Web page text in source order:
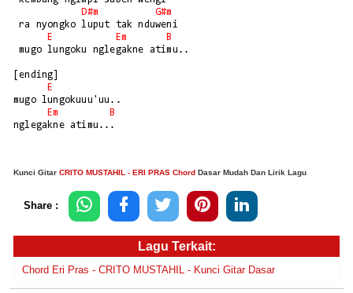
D#m
G#m
ra nyongko luput tak nduweni
E
Em
B
mugo lungoku nglegakne atimu..
[ending]
E
mugo lungokuuu'uu..
Em
B
nglegakne atimu...
Kunci Gitar CRITO MUSTAHIL - ERI PRAS Chord Dasar Mudah Dan Lirik Lagu
Share :
Lagu Terkait:
Chord Eri Pras - CRITO MUSTAHIL - Kunci Gitar Dasar